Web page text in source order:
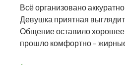
Всё организовано
Девушка приятная
Общение оставило хорошее
прошло комфортно –